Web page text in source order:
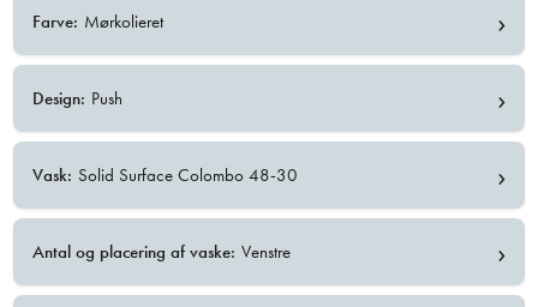
Farve: Mørkolieret ›
Design: Push ›
Vask: Solid Surface Colombo 48-30 ›
Antal og placering af vaske: Venstre ›